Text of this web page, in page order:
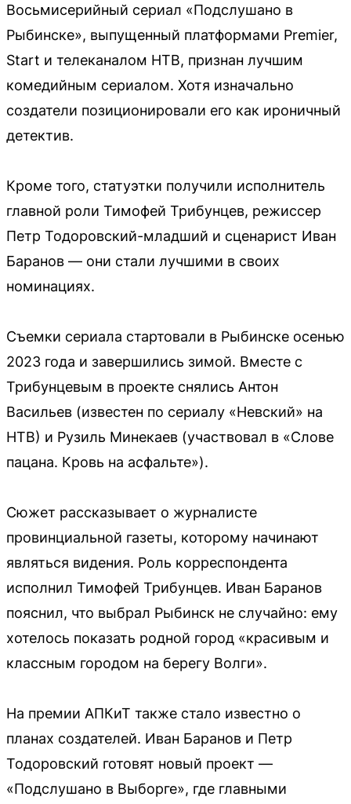
Восьмисерийный сериал «Подслушано в
Рыбинске», выпущенный платформами Premier,
Start и телеканалом НТВ, признан лучшим
комедийным сериалом. Хотя изначально
создатели позиционировали его как ироничный
детектив.
Кроме того, статуэтки получили исполнитель
главной роли Тимофей Трибунцев, режиссер
Петр Тодоровский-младший и сценарист Иван
Баранов — они стали лучшими в своих
номинациях.
Съемки сериала стартовали в Рыбинске осенью
2023 года и завершились зимой. Вместе с
Трибунцевым в проекте снялись Антон
Васильев (известен по сериалу «Невский» на
НТВ) и Рузиль Минекаев (участвовал в «Слове
пацана. Кровь на асфальте»).
Сюжет рассказывает о журналисте
провинциальной газеты, которому начинают
являться видения. Роль корреспондента
исполнил Тимофей Трибунцев. Иван Баранов
пояснил, что выбрал Рыбинск не случайно: ему
хотелось показать родной город «красивым и
классным городом на берегу Волги».
На премии АПКиТ также стало известно о
планах создателей. Иван Баранов и Петр
Тодоровский готовят новый проект —
«Подслушано в Выборге», где главными